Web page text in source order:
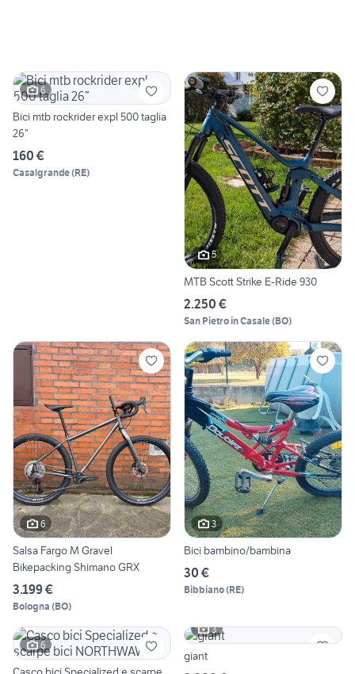
6
Bici mtb rockrider expl 500 taglia
26”
160 €
Casalgrande(RE)
5
MTB Scott Strike E-Ride 930
2.250 €
San Pietro in Casale(BO)
6
Salsa Fargo M Gravel
Bikepacking Shimano GRX
3.199 €
Bologna (BO)
3
Bici bambino/bambina
30 €
Bibbiano(RE)
6
3
giant